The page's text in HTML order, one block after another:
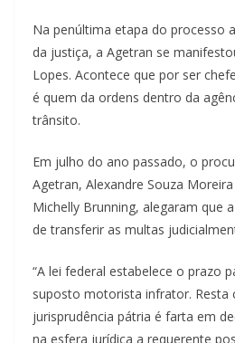
Na penúltima etapa do processo
da justiça, a Agetran se
Lopes. Acontece que por ser
é quem da ordens dentro da
trânsito.
Em julho do ano passado, o
Agetran, Alexandre Souza
Michelly Brunning, alegaram que
de transferir as multas
“A lei federal estabelece o prazo
suposto motorista infrator. Resta
jurisprudência pátria é farta em
na esfera jurídica a requerente